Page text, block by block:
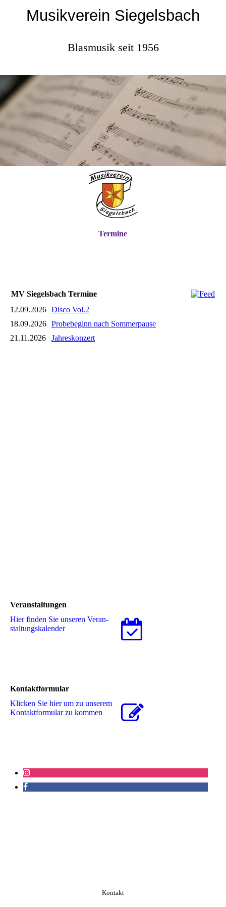
Musikverein Siegelsbach
Blasmusik seit 1956
Termine
MV Siegelsbach Termine
12.09.2026 Disco Vol.2
18.09.2026 Probebeginn nach Sommerpause
21.11.2026
Jahreskonzert
Veranstaltungen
Hier finden Sie unseren Ver­an­
stal­tungs­ka­len­der
Kontaktformular
Klicken Sie hier um zu unserem
Kon­takt­for­mu­lar zu kommen
Kontakt